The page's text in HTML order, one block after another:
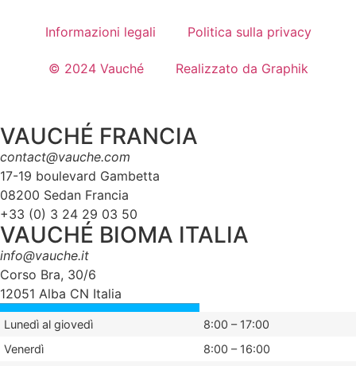
Informazioni legali Politica sulla privacy
© 2024 Vauché Realizzato da Graphik
VAUCHÉ FRANCIA
contact@vauche.com
17-19 boulevard Gambetta
08200 Sedan Francia
+33 (0) 3 24 29 03 50
VAUCHÉ BIOMA ITALIA
info@vauche.it
Corso Bra, 30/6
12051 Alba CN Italia
Lunedì al giovedì
8:00 – 17:00
Venerdì
8:00 – 16:00